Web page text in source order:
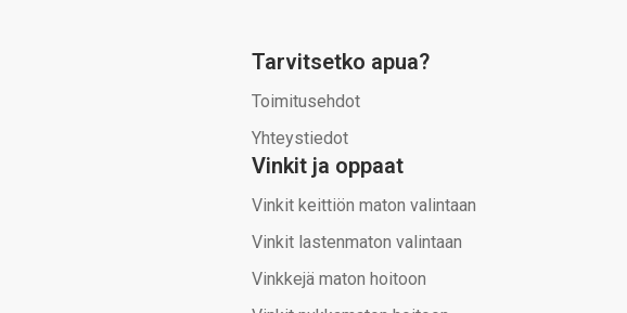
Tarvitsetko apua?
Toimitusehdot
Yhteystiedot
Vinkit ja oppaat
Vinkit keittiön maton valintaan
Vinkit lastenmaton valintaan
Vinkkejä maton hoitoon